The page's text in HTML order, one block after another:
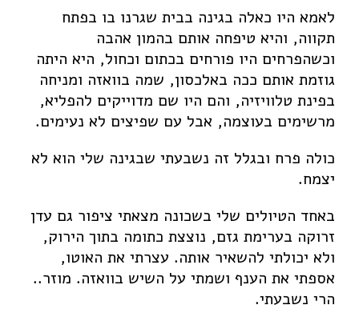
ציורי קיר
חולצות
ערכות השראה ויצירה
פופאית
צעצועים וסביבה
פרויקט הדגל
אודות
צרו קשר
English
לאמא היו כאלה בגינה בבית שגרנו בו בפתח
תקווה, והיא טיפחה אותם בהמון אהבה
וכשהפרחים היו פורחים בכתום וכחול, היא היתה
גוזמת אותם ככה באלכסון, שמה בוואזה ומניחה
בפינת טלוויזיה, והם היו שם מדוייקים להפליא,
מרשימים בעוצמה, אבל עם שפיצים לא נעימים.
כולה פרח ובגלל זה נשבעתי שבגינה שלי הוא לא
יצמח.
באחד הטיולים שלי בשכונה מצאתי ציפור גם עדן
זרוקה בערימת גזם, נוצצת כתומה בתוך הירוק,
ולא יכולתי להשאיר אותה. עצרתי את האוטו,
אספתי את הענף ושמתי על השיש בוואזה. מוזר..
הרי נשבעתי.